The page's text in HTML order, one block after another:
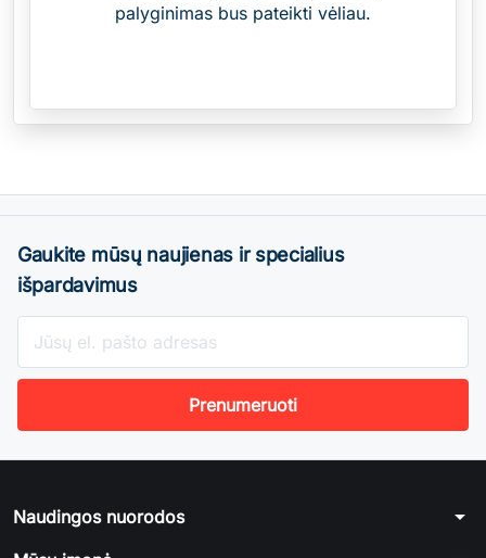
palyginimas bus pateikti vėliau.
Gaukite mūsų naujienas ir specialius
išpardavimus
Naudingos nuorodos arrow_drop_down